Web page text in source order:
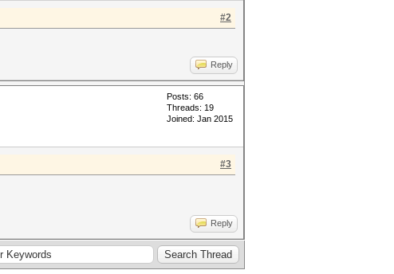
#2
Reply
Posts: 66
Threads: 19
Joined: Jan 2015
#3
Reply